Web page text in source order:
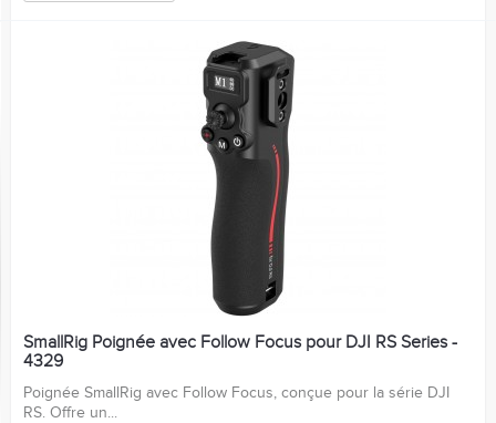
SmallRig Poignée avec Follow Focus pour DJI RS Series -
4329
Poignée SmallRig avec Follow Focus, conçue pour la série DJI
RS. Offre un...